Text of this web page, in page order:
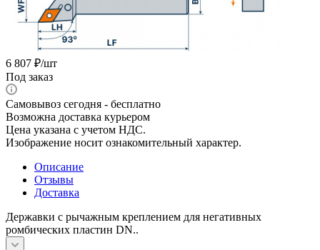
6 807 ₽/шт
Под заказ
Самовывоз сегодня - бесплатно
Возможна доставка курьером
Цена указана с учетом НДС.
Изображение носит ознакомительный характер.
Описание
Отзывы
Доставка
Державки с рычажным креплением для негативных
ромбических пластин DN..